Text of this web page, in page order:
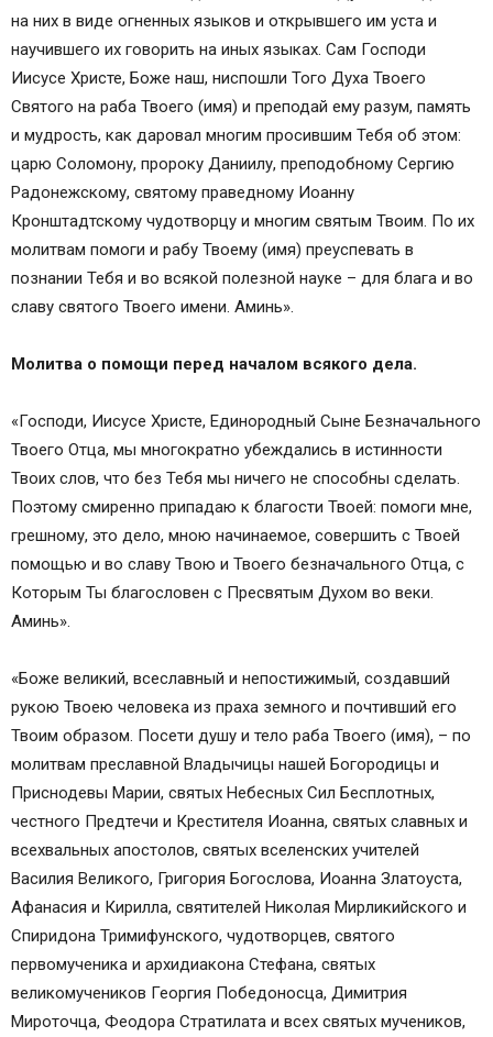
на них в виде огненных языков и открывшего им уста и
научившего их говорить на иных языках. Сам Господи
Иисусе Христе, Боже наш, ниспошли Того Духа Твоего
Святого на раба Твоего (имя) и преподай ему разум, память
и мудрость, как даровал многим просившим Тебя об этом:
царю Соломону, пророку Даниилу, преподобному Сергию
Радонежскому, святому праведному Иоанну
Кронштадтскому чудотворцу и многим святым Твоим. По их
молитвам помоги и рабу Твоему (имя) преуспевать в
познании Тебя и во всякой полезной науке – для блага и во
славу святого Твоего имени. Аминь».
Молитва о помощи перед началом всякого дела.
«Господи, Иисусе Христе, Единородный Сыне Безначального
Твоего Отца, мы многократно убеждались в истинности
Твоих слов, что без Тебя мы ничего не способны сделать.
Поэтому смиренно припадаю к благости Твоей: помоги мне,
грешному, это дело, мною начинаемое, совершить с Твоей
помощью и во славу Твою и Твоего безначального Отца, с
Которым Ты благословен с Пресвятым Духом во веки.
Аминь».
«Боже великий, всеславный и непостижимый, создавший
рукою Твоею человека из праха земного и почтивший его
Твоим образом. Посети душу и тело раба Твоего (имя), – по
молитвам преславной Владычицы нашей Богородицы и
Приснодевы Марии, святых Небесных Сил Бесплотных,
честного Предтечи и Крестителя Иоанна, святых славных и
всехвальных апостолов, святых вселенских учителей
Василия Великого, Григория Богослова, Иоанна Златоуста,
Афанасия и Кирилла, святителей Николая Мирликийского и
Спиридона Тримифунского, чудотворцев, святого
первомученика и архидиакона Стефана, святых
великомучеников Георгия Победоносца, Димитрия
Мироточца, Феодора Стратилата и всех святых мучеников,